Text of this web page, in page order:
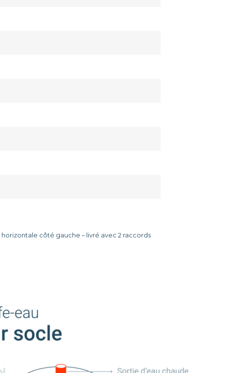
côté gauche – livré avec 2 raccords